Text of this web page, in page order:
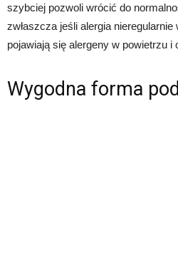
szybciej pozwoli wrócić do
zwłaszcza jeśli alergia
pojawiają się alergeny w powietrzu i
Wygodna forma